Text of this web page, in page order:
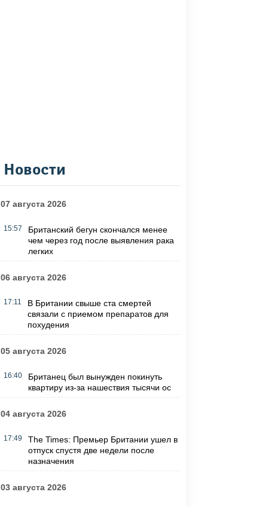
Новости
07 августа 2026
15:57
Британский бегун скончался менее
чем через год после выявления рака
легких
06 августа 2026
17:11
В Британии свыше ста смертей
связали с приемом препаратов для
похудения
05 августа 2026
16:40
Британец был вынужден покинуть
квартиру из-за нашествия тысячи ос
04 августа 2026
17:49
The Times: Премьер Британии ушел в
отпуск спустя две недели после
назначения
03 августа 2026